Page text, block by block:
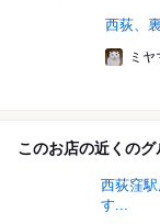
西荻、
ミヤ
このお店の近くの
西荻窪
す...